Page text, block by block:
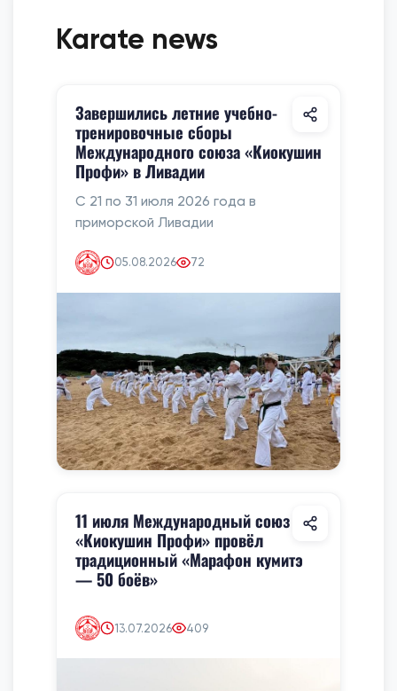
Karate news
Завершились летние учебно-
тренировочные сборы
Международного союза «Киокушин
Профи» в Ливадии
С 21 по 31 июля 2026 года в
приморской Ливадии
05.08.2026 72
11 июля Международный союз
«Киокушин Профи» провёл
традиционный «Марафон кумитэ
— 50 боёв»
13.07.2026 409